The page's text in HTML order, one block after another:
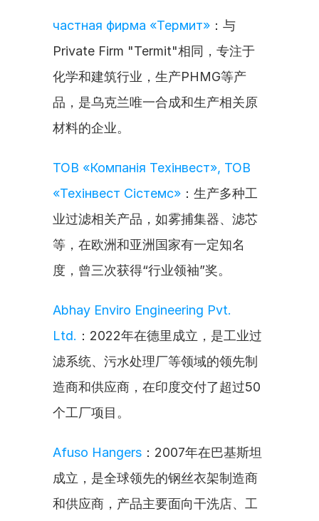
частная фирма «Термит» ：与
Private Firm "Termit"相同，专注于
化学和建筑行业，生产PHMG等产
品，是乌克兰唯一合成和生产相关原
材料的企业。
ТОВ «Компанія Техінвест», ТОВ
«Техінвест Сістемс» ：生产多种工
业过滤相关产品，如雾捕集器、滤芯
等，在欧洲和亚洲国家有一定知名
度，曾三次获得“行业领袖”奖。
Abhay Enviro Engineering Pvt.
Ltd. ：2022年在德里成立，是工业过
滤系统、污水处理厂等领域的领先制
造商和供应商，在印度交付了超过50
个工厂项目。
Afuso Hangers ：2007年在巴基斯坦
成立，是全球领先的钢丝衣架制造商
和供应商，产品主要面向干洗店、工